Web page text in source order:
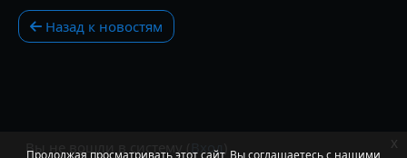
Продолжая просматривать этот сайт, Вы соглашаетесь с нашими
x
Назад к новостям
Вы не вошли в систему ( Вход